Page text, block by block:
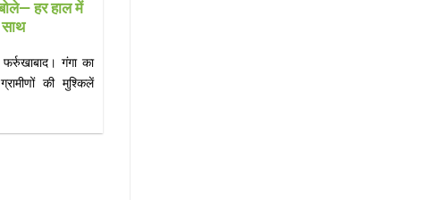
भव्य शपथ ग्रहण समारोह, सीओ और कोतवाल ने[...]